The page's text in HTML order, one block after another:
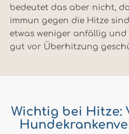
bedeutet das aber nicht,
immun gegen die Hitze
etwas weniger anfällig
gut vor Überhitzung
Wichtig bei Hitze: